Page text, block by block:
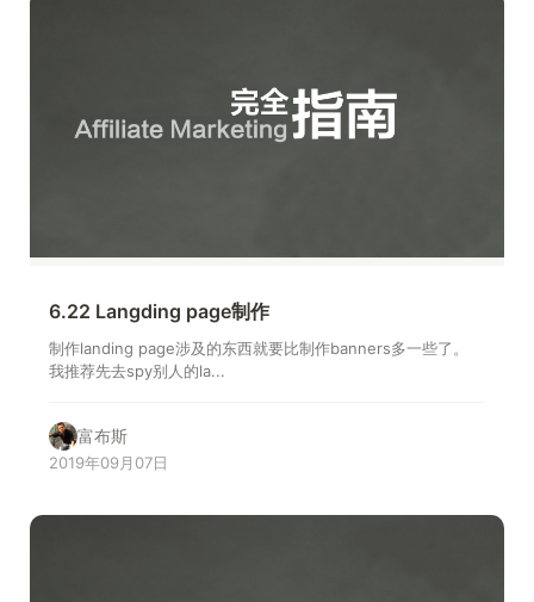
6.22 Langding page制作
制作landing page涉及的东西就要比制作banners多一些了。
我推荐先去spy别人的la...
富布斯
2019年09月07日